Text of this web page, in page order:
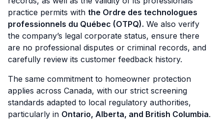
practice permits with the Ordre des technologues
professionnels du Québec (OTPQ). We also verify
the company’s legal corporate status, ensure there
are no professional disputes or criminal records, and
carefully review its customer feedback history.
The same commitment to homeowner protection
applies across Canada, with our strict screening
standards adapted to local regulatory authorities,
particularly in Ontario, Alberta, and British Columbia.